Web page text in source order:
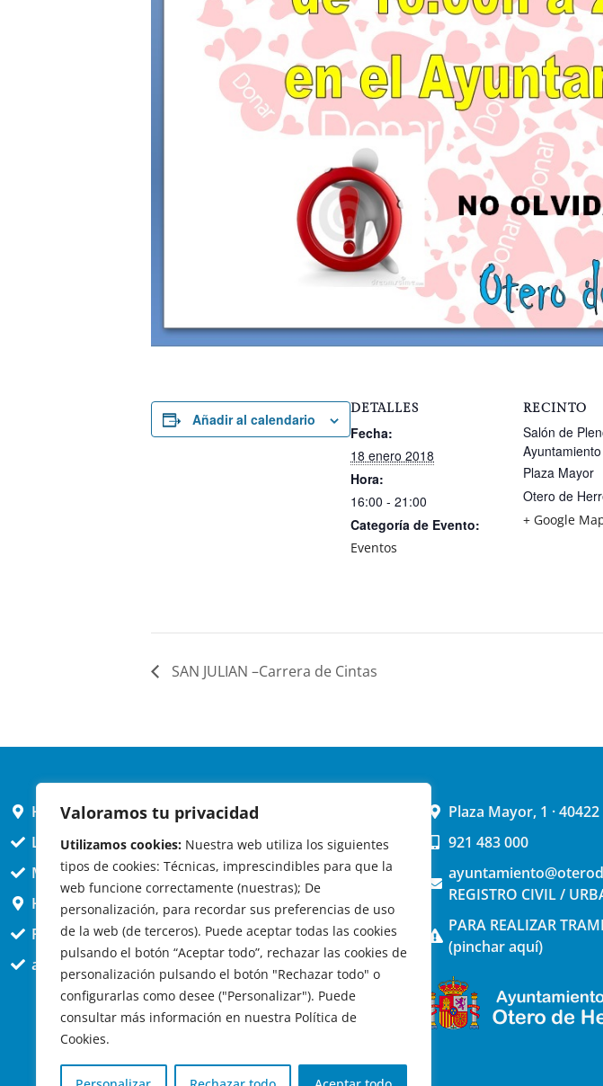
Valoramos tu privacidad
Utilizamos cookies: Nuestra web utiliza los siguientes
tipos de cookies: Técnicas, imprescindibles para que la
web funcione correctamente (nuestras); De
personalización, para recordar sus preferencias de uso
de la web (de terceros). Puede aceptar todas las cookies
pulsando el botón “Aceptar todo”, rechazar las cookies de
personalización pulsando el botón "Rechazar todo" o
configurarlas como desee ("Personalizar"). Puede
consultar más información en nuestra Política de
Cookies.
Añadir al calendario
DETALLES
Fecha:
18 enero 2018
Hora:
16:00 - 21:00
Categoría de Evento:
Eventos
RECINTO
Salón de
Ayuntamiento
Plaza Mayor
Otero de
+ Google
SAN JULIAN –Carrera de Cintas
HORARIO AYUNTAMIENTO
L,X,J,V 9 a 14h
MARTES cerrado atención presencial
HORARIO ARQUITECTO
Presencial jueves 12h a 14:30
att. telefónica jueves 10 a 14:30h.
Plaza Mayor, 1 ·
921 483 000
REGISTRO CIVIL /
PARA REALIZAR
(pinchar aquí)